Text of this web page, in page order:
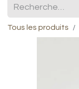
Tous les produits